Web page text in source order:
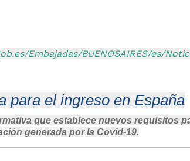
Embajadas/BUENOSAIRES/es/
para el ingreso en España
que establece nuevos requisitos
generada por la Covid-19.